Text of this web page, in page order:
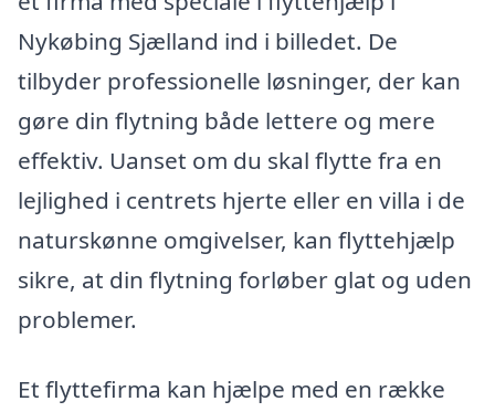
Nykøbing Sjælland ind i billedet. De
tilbyder professionelle løsninger, der kan
gøre din flytning både lettere og mere
effektiv. Uanset om du skal flytte fra en
lejlighed i centrets hjerte eller en villa i de
naturskønne omgivelser, kan flyttehjælp
sikre, at din flytning forløber glat og uden
problemer.
Et flyttefirma kan hjælpe med en række